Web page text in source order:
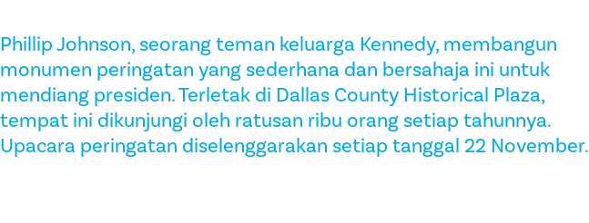
Phillip Johnson, seorang teman keluarga Kennedy, membangun
monumen peringatan yang sederhana dan bersahaja ini untuk
mendiang presiden. Terletak di Dallas County Historical Plaza,
tempat ini dikunjungi oleh ratusan ribu orang setiap tahunnya.
Upacara peringatan diselenggarakan setiap tanggal 22 November.